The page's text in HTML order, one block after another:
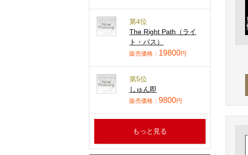
第4位
The Right Path（ライ
ト・パス）
販売価格： 19800円
第5位
しゅん即
販売価格： 9800円
もっと見る